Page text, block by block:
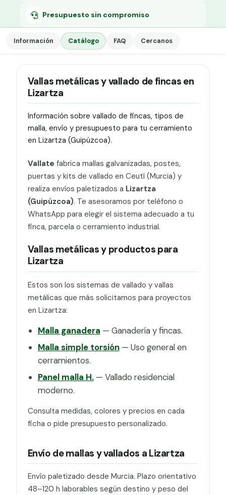
Presupuesto sin compromiso
Información Catálogo FAQ Cercanos
Vallas metálicas y vallado de fincas en
Lizartza
Información sobre vallado de fincas, tipos de
malla, envío y presupuesto para tu cerramiento
en Lizartza (Guipúzcoa).
Vallate fabrica mallas galvanizadas, postes,
puertas y kits de vallado en Ceutí (Murcia) y
realiza envíos paletizados a Lizartza
(Guipúzcoa). Te asesoramos por teléfono o
WhatsApp para elegir el sistema adecuado a tu
finca, parcela o cerramiento industrial.
Vallas metálicas y productos para
Lizartza
Estos son los sistemas de vallado y vallas
metálicas que más solicitamos para proyectos
en Lizartza:
Malla ganadera — Ganadería y fincas.
Malla simple torsión— Uso general en
cerramientos.
Panel malla H.— Vallado residencial
moderno.
Consulta medidas, colores y precios en cada
ficha o pide presupuesto personalizado.
Envío de mallas y vallados a Lizartza
Envío paletizado desde Murcia. Plazo orientativo
48–120 h laborables según destino y peso del